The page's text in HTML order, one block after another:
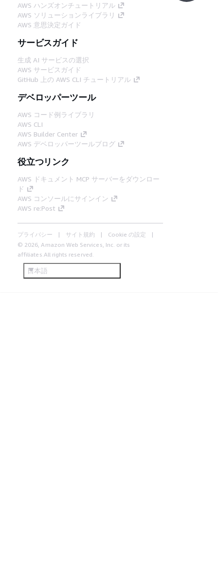
AWS ハンズオンチュートリアル
AWS ソリューションライブラリ
AWS 意思決定ガイド
サービスガイド
生成 AI サービスの選択
AWS サービスガイド
GitHub 上の AWS CLI チュートリアル
デベロッパーツール
AWS コード例ライブラリ
AWS CLI
AWS Builder Center
AWS デベロッパーツールブログ
役立つリンク
AWS ドキュメント MCP サーバーをダウンロー
ド
AWS コンソールにサインイン
AWS re:Post
プライバシー サイト規約
Cookie の設定
© 2026, Amazon Web Services, Inc. or its
affiliates.All rights reserved.
日本語